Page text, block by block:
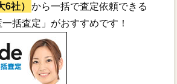
社）
から一括で査定依頼できる
括査定」がおすすめです！